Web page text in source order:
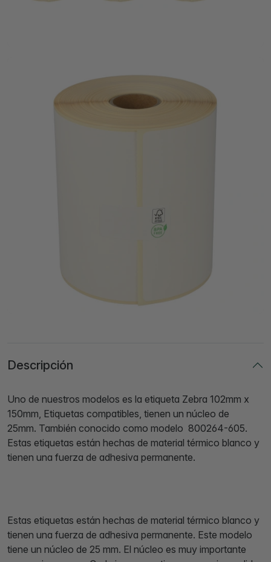
Descripción
Uno de nuestros modelos es la etiqueta Zebra 102mm x
150mm, Etiquetas compatibles, tienen un núcleo de
25mm. También conocido como modelo 800264-605.
Estas etiquetas están hechas de material térmico blanco y
tienen una fuerza de adhesiva permanente.
Estas etiquetas están hechas de material térmico blanco y
tienen una fuerza de adhesiva permanente. Este modelo
tiene un núcleo de 25 mm. El núcleo es muy importante